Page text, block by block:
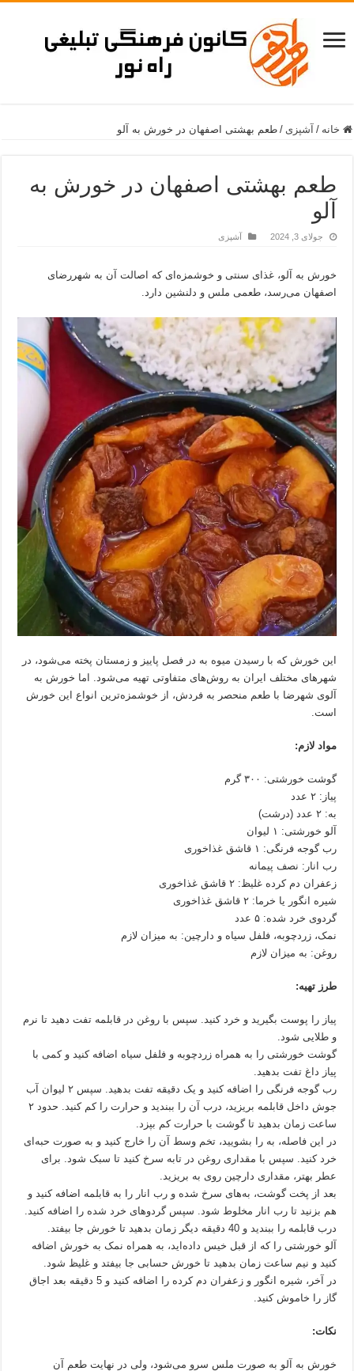
خانه / آشپزی / طعم بهشتی اصفهان در خورش به آلو
طعم بهشتی اصفهان در خورش به
آلو
جولای 3, 2024 آشپزی
خورش به آلو، غذای سنتی و خوشمزه‌ای که اصالت آن به شهررضای
اصفهان می‌رسد، طعمی ملس و دلنشین دارد.
این خورش که با رسیدن میوه به در فصل پاییز و زمستان پخته می‌شود، در
شهرهای مختلف ایران به روش‌های متفاوتی تهیه می‌شود. اما خورش به
آلوی شهرضا با طعم منحصر به فردش، از خوشمزه‌ترین انواع این خورش
است.
مواد لازم:
گوشت خورشتی: ۳۰۰ گرم
پیاز: ۲ عدد
به: ۲ عدد (درشت)
آلو خورشتی: ۱ لیوان
رب گوجه فرنگی: ۱ قاشق غذاخوری
رب انار: نصف پیمانه
زعفران دم کرده غلیظ: ۲ قاشق غذاخوری
شیره انگور یا خرما: ۲ قاشق غذاخوری
گردوی خرد شده: ۵ عدد
نمک، زردچوبه، فلفل سیاه و دارچین: به میزان لازم
روغن: به میزان لازم
طرز تهیه:
پیاز را پوست بگیرید و خرد کنید. سپس با روغن در قابلمه تفت دهید تا نرم
و طلایی شود.
گوشت خورشتی را به همراه زردچوبه و فلفل سیاه اضافه کنید و کمی با
پیاز داغ تفت بدهید.
رب گوجه فرنگی را اضافه کنید و یک دقیقه تفت بدهید. سپس ۲ لیوان آب
جوش داخل قابلمه بریزید، درب آن را ببندید و حرارت را کم کنید. حدود ۲
ساعت زمان بدهید تا گوشت با حرارت کم بپزد.
در این فاصله، به را بشویید، تخم وسط آن را خارج کنید و به صورت حبه‌ای
خرد کنید. سپس با مقداری روغن در تابه سرخ کنید تا سبک شود. برای
عطر بهتر، مقداری دارچین روی به بریزید.
بعد از پخت گوشت، به‌های سرخ شده و رب انار را به قابلمه اضافه کنید و
هم بزنید تا رب انار مخلوط شود. سپس گردوهای خرد شده را اضافه کنید.
درب قابلمه را ببندید و 40 دقیقه دیگر زمان بدهید تا خورش جا بیفتد.
آلو خورشتی را که از قبل خیس داده‌اید، به همراه نمک به خورش اضافه
کنید و نیم ساعت زمان بدهید تا خورش حسابی جا بیفتد و غلیظ شود.
در آخر، شیره انگور و زعفران دم کرده را اضافه کنید و 5 دقیقه بعد اجاق
گاز را خاموش کنید.
نکات:
خورش به آلو به صورت ملس سرو می‌شود، ولی در نهایت طعم آن